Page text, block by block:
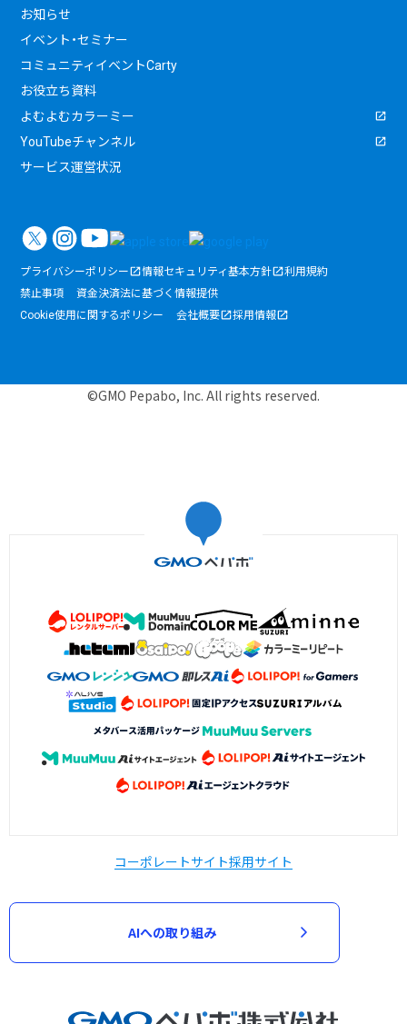
お知らせ
イベント・セミナー
コミュニティイベントCarty
お役立ち資料
よむよむカラーミー
YouTubeチャンネル
サービス運営状況
プライバシーポリシー 情報セキュリティ基本方針
利用規約
禁止事項
資金決済法に基づく情報提供
Cookie使用に関するポリシー
会社概要 採用情報
©GMO Pepabo, Inc. All rights reserved.
コーポレートサイト採用サイト
AIへの取り組み